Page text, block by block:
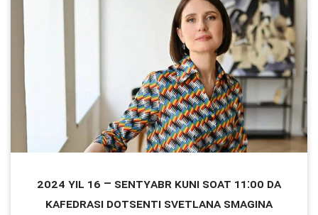
2024 yil 16 – sentyabr kuni soat 11:00 da
kafedrasi dotsenti Svetlana Smagina